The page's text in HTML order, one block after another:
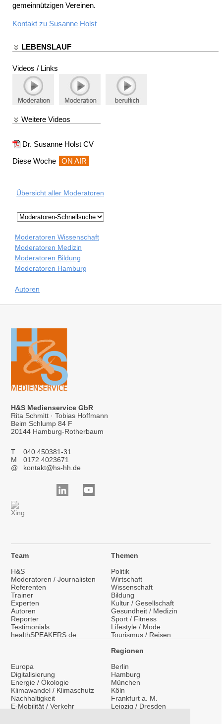
gemeinnützigen Vereinen.
Kontakt zu Susanne Holst
LEBENSLAUF
Videos / Links
Weitere Videos
Dr. Susanne Holst CV
Diese Woche
ON AIR
Übersicht aller Moderatoren
Moderatoren Wissenschaft
Moderatoren Medizin
Moderatoren Bildung
Moderatoren Hamburg
Autoren
H&S Medienservice GbR
Rita Schmitt · Tobias Hoffmann
Beim Schlump 84 F
20144 Hamburg-Rotherbaum
T
040 450381-31
M
0172 4023671
@
kontakt@hs-hh.de
Team
H&S
Moderatoren / Journalisten
Referenten
Trainer
Experten
Autoren
Reporter
Testimonials
healthSPEAKERS.de
Themen
Politik
Wirtschaft
Wissenschaft
Bildung
Kultur / Gesellschaft
Gesundheit / Medizin
Sport / Fitness
Lifestyle / Mode
Tourismus / Reisen
Europa
Digitalisierung
Energie / Ökologie
Klimawandel / Klimaschutz
Nachhaltigkeit
E-Mobilität / Verkehr
Regionen
Berlin
Hamburg
München
Köln
Frankfurt a. M.
Leipzig / Dresden